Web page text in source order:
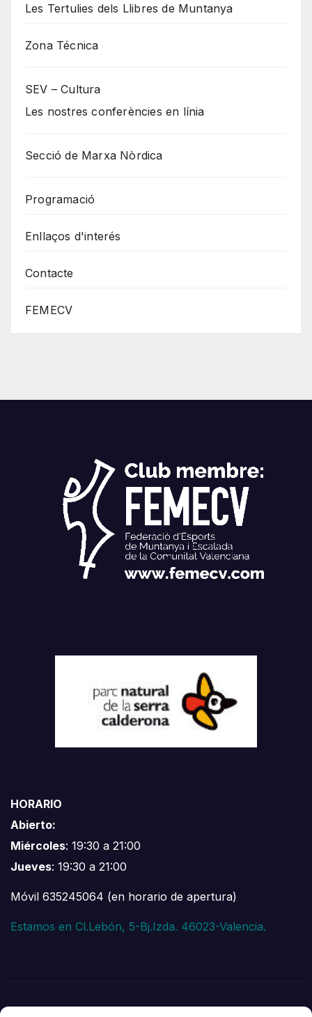
Les Tertulies dels Llibres de Muntanya
Zona Técnica
SEV – Cultura
Les nostres conferències en línia
Secció de Marxa Nòrdica
Programació
Enllaços d'interés
Contacte
FEMECV
HORARIO
Abierto:
Miércoles: 19:30 a 21:00
Jueves: 19:30 a 21:00
Móvil 635245064 (en horario de apertura)
Estamos en Cl.Lebón, 5-Bj.Izda. 46023-Valencia.